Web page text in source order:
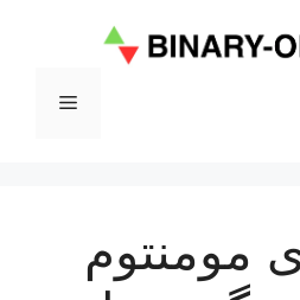
فهرست
مومنتوم